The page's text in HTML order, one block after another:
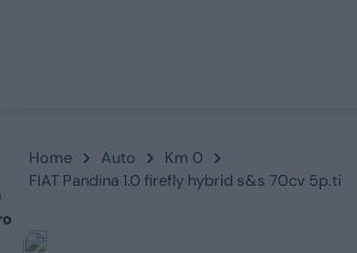
Home Auto
Km 0
FIAT Pandina 1.0 firefly hybrid s&s 70cv 5p.ti